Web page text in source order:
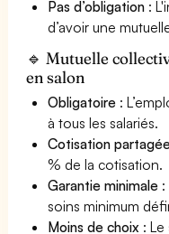
Pas d’obligation :
d’avoir une
🔹 Mutuelle
en salon
Obligatoire :
à tous les salariés.
Cotisation
% de la cotisation.
Garantie minimale
soins minimum
Moins de choix :